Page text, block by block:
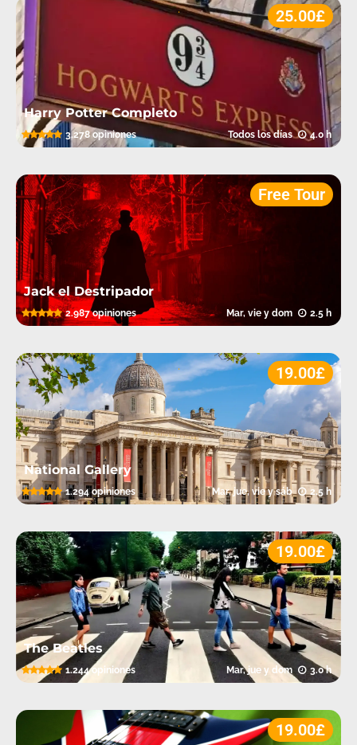
.
Harry Potter Completo
Todos los días 4.0 h
5.0 3.278 opiniones
25.00£
.
Jack el Destripador
Mar, vie y dom 2.5 h
5.0 2.987 opiniones
Free Tour
.
National Gallery
Mar, jue, vie y sáb 2.5 h
5.0 1.294 opiniones
19.00£
.
The Beatles
Mar, jue y dom 3.0 h
5.0 1.244 opiniones
19.00£
. 19.00£